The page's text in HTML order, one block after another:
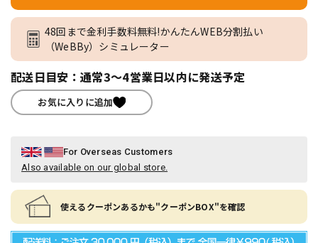
48回まで金利手数料無料!かんたんWEB分割払い
（WeBBy）シミュレーター
配送日目安：通常3～4営業日以内に発送予定
お気に入りに追加
For Overseas Customers
Also available on our global store.
使えるクーポンあるかも"クーポンBOX"を確認